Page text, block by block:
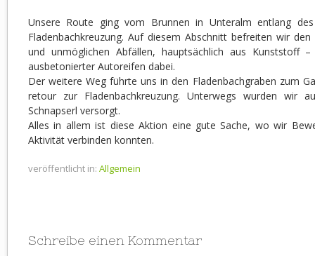
Unsere Route ging vom Brunnen in Unteralm entlang
Fladenbachkreuzung. Auf diesem Abschnitt befreiten wir
und unmöglichen Abfällen, hauptsächlich aus Kunststoff
ausbetonierter Autoreifen dabei.
Der weitere Weg führte uns in den Fladenbachgraben zum
retour zur Fladenbachkreuzung. Unterwegs wurden wir
Schnapserl versorgt.
Alles in allem ist diese Aktion eine gute Sache, wo wir
Aktivität verbinden konnten.
veröffentlicht in: Allgemein
Schreibe einen Kommentar